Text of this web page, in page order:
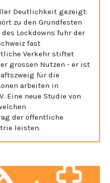
Deutlichkeit gezeigt:
zu den Grundfesten
Lockdowns fuhr der
fast
Verkehr stiftet
grossen Nutzen - er ist
für die
arbeiten in
Eine neue Studie von
der öffentliche
leisten.